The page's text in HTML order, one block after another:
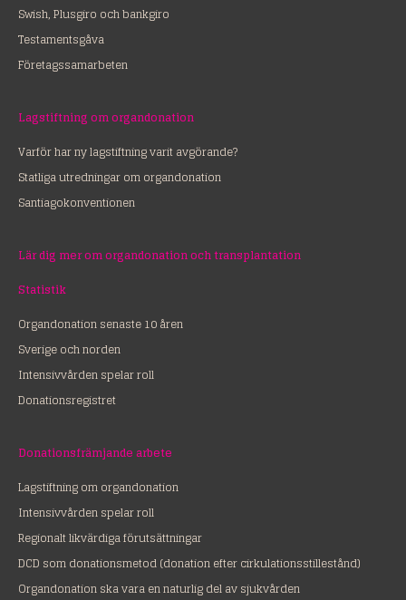
Swish, Plusgiro och bankgiro
Testamentsgåva
Företagssamarbeten
Lagstiftning om organdonation
Varför har ny lagstiftning varit avgörande?
Statliga utredningar om organdonation
Santiagokonventionen
Lär dig mer om organdonation och transplantation
Statistik
Organdonation senaste 10 åren
Sverige och norden
Intensivvården spelar roll
Donationsregistret
Donationsfrämjande arbete
Lagstiftning om organdonation
Intensivvården spelar roll
Regionalt likvärdiga förutsättningar
DCD som donationsmetod (donation efter cirkulationsstillestånd)
Organdonation ska vara en naturlig del av sjukvården